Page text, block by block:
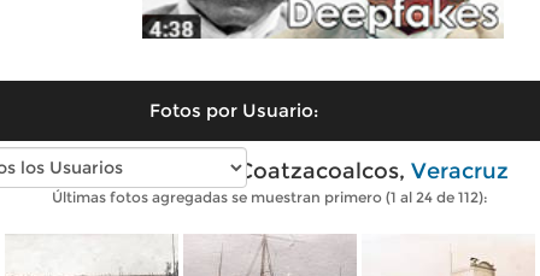
Fotos por Usuario:
Fotos antiguas de Coatzacoalcos, Veracruz
Últimas fotos agregadas se muestran primero (1 al 24 de 112):